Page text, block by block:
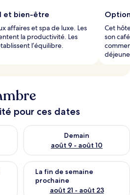
et bien-être
affaires et spa de luxe. Les
la productivité. Les
l’équilibre.
Cet
son
pour ces dates
ce soir août 8 - août 9
Demain
août 9 - août 10
Vérifier la disponibilité pour
cette fin de semaine août 14 -
La fin de semaine
prochaine
août 21 - août 23
Vérifier la disponibilité pour